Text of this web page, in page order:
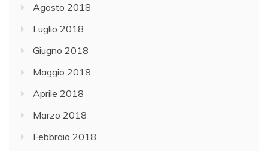
Agosto 2018
Luglio 2018
Giugno 2018
Maggio 2018
Aprile 2018
Marzo 2018
Febbraio 2018